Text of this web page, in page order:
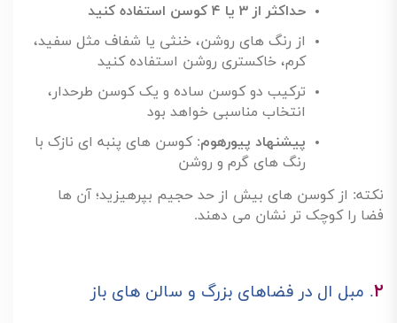
حداکثر از ۳ یا ۴ کوسن استفاده کنید
از رنگ های روشن، خنثی یا شفاف مثل سفید،
کرم، خاکستری روشن استفاده کنید
ترکیب دو کوسن ساده و یک کوسن طرحدار،
انتخاب مناسبی خواهد بود
پیشنهاد پیورهوم:کوسن های پنبه ای نازک با
رنگ های گرم و روشن
نکته: از کوسن های بیش از حد حجیم بپرهیزید؛ آن ها
فضا را کوچک تر نشان می دهند.
۲. مبل ال در فضاهای بزرگ و سالن های باز